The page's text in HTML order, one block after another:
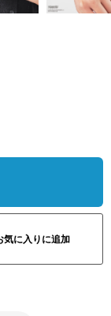
気に入りに追加